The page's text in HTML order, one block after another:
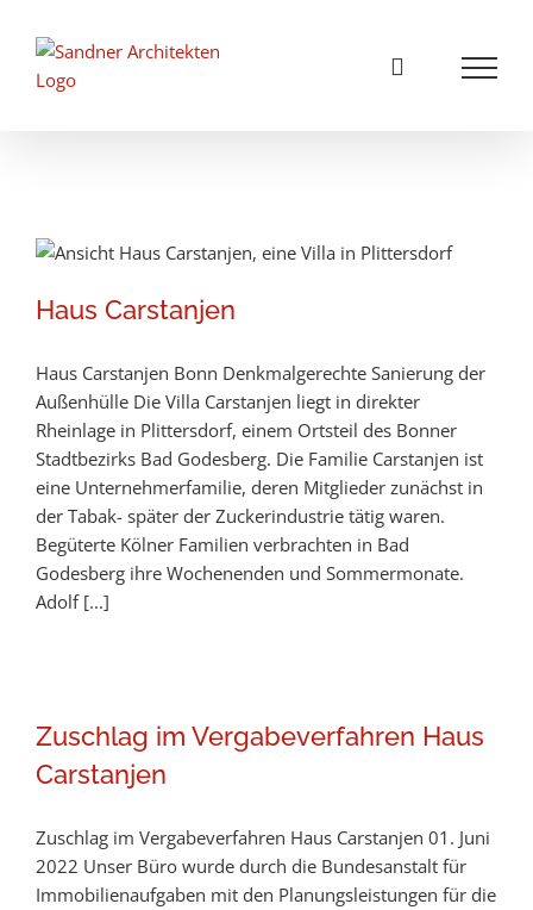
Inhalt
springen
Haus Carstanjen
Haus Carstanjen
Haus Carstanjen Bonn Denkmalgerechte Sanierung der
Außenhülle Die Villa Carstanjen liegt in direkter
Rheinlage in Plittersdorf, einem Ortsteil des Bonner
Stadtbezirks Bad Godesberg. Die Familie Carstanjen ist
eine Unternehmerfamilie, deren Mitglieder zunächst in
der Tabak- später der Zuckerindustrie tätig waren.
Begüterte Kölner Familien verbrachten in Bad
Godesberg ihre Wochenenden und Sommermonate.
Adolf [...]
Zuschlag im Vergabeverfahren Haus
Carstanjen
Zuschlag im Vergabeverfahren Haus Carstanjen 01. Juni
2022 Unser Büro wurde durch die Bundesanstalt für
Immobilienaufgaben mit den Planungsleistungen für die